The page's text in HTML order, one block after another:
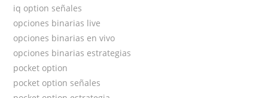
iq option señales
opciones binarias live
opciones binarias en vivo
opciones binarias estrategias
pocket option
pocket option señales